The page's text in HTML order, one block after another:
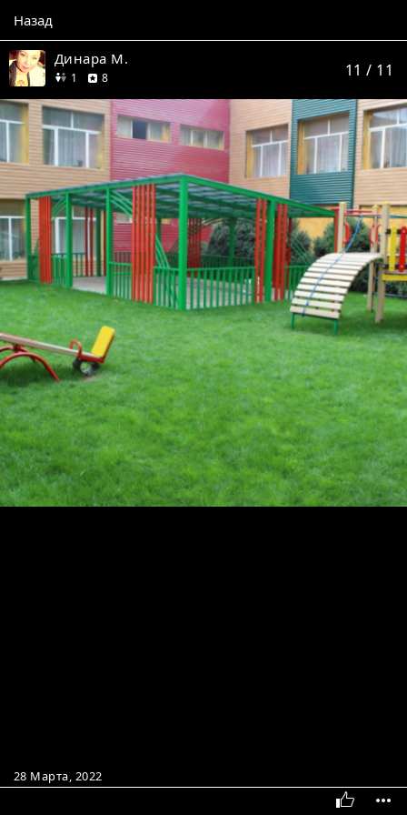
Назад
Динара М.
1 друг 8отзывов 11 / 11
28 Марта, 2022